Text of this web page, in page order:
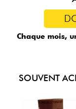
Chaque mois,
SOUVENT